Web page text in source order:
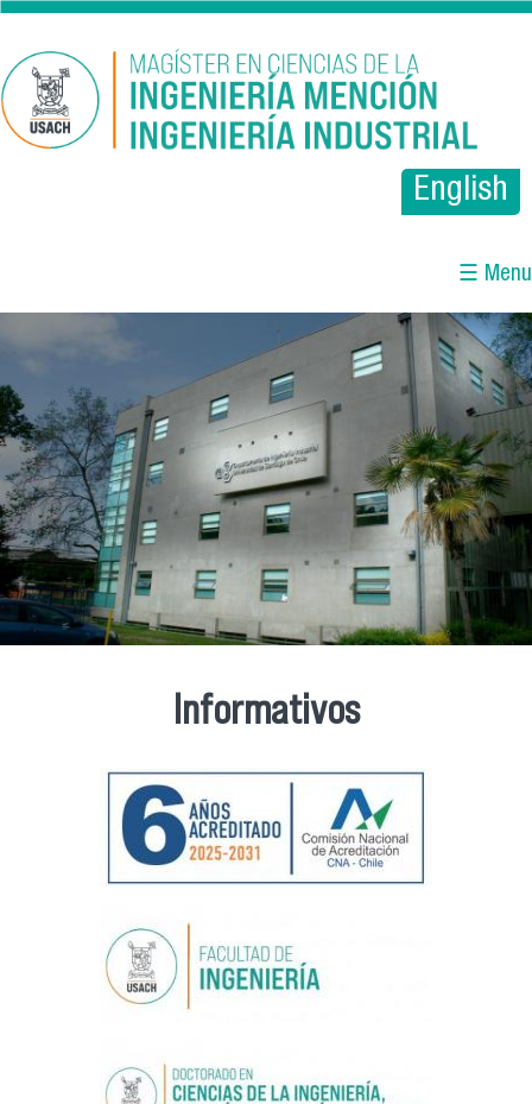
Pasar al contenido principal
English
☰ Menu
Informativos